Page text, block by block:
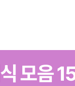
모음